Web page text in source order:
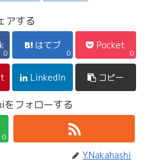
アする
0
はてブ
0
Pocket
0
LinkedIn コピー
をフォローする
0
Y.Nakahashi